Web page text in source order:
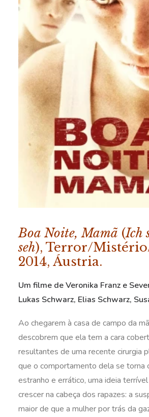
Boa Noite, Mamã (Ich
seh), Terror/
2014, Áustria.
Um filme de Veronika Franz e
Lukas Schwarz, Elias Schwarz,
Ao chegarem à casa de campo da
descobrem que ela tem a cara
resultantes de uma recente cirurgia
que o comportamento dela se torna
estranho e errático, uma ideia
crescer na cabeça dos rapazes: a
maior de que a mulher por trás da